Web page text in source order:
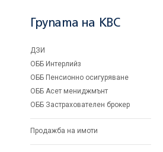
Групата на KBC
ДЗИ
ОББ Интерлийз
ОББ Пенсионно осигуряване
ОББ Асет мениджмънт
ОББ Застрахователен брокер
Продажба на имоти